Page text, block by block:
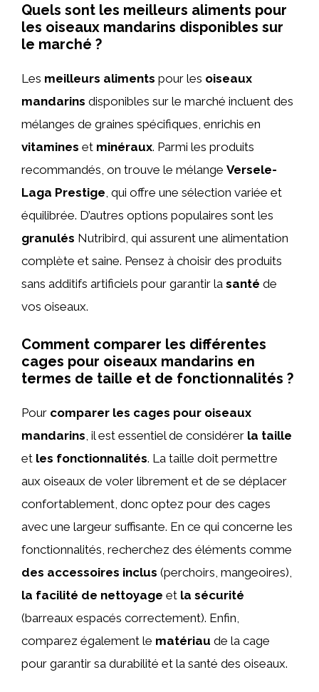
Quels sont les meilleurs aliments pour
les oiseaux mandarins disponibles sur
le marché ?
Les meilleurs aliments pour les oiseaux
mandarins disponibles sur le marché incluent des
mélanges de graines spécifiques, enrichis en
vitamines et minéraux. Parmi les produits
recommandés, on trouve le mélange Versele-
Laga Prestige , qui offre une sélection variée et
équilibrée. D’autres options populaires sont les
granulés Nutribird, qui assurent une alimentation
complète et saine. Pensez à choisir des produits
sans additifs artificiels pour garantir la santé de
vos oiseaux.
Comment comparer les différentes
cages pour oiseaux mandarins en
termes de taille et de fonctionnalités ?
Pour comparer les cages pour oiseaux
mandarins, il est essentiel de considérer la taille
et les fonctionnalités. La taille doit permettre
aux oiseaux de voler librement et de se déplacer
confortablement, donc optez pour des cages
avec une largeur suffisante. En ce qui concerne les
fonctionnalités, recherchez des éléments comme
des accessoires inclus (perchoirs, mangeoires),
la facilité de nettoyage et la sécurité
(barreaux espacés correctement). Enfin,
comparez également le matériau de la cage
pour garantir sa durabilité et la santé des oiseaux.